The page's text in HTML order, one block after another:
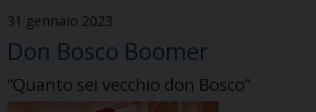
31 gennaio 2023
Don Bosco Boomer
“Quanto sei vecchio don Bosco”